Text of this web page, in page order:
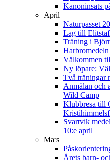
Kanoninsats
April
Naturpasset
Lag till
Träning i
Välkommen
Ny löpare:
Två träningar
Anmälan och
Wild Camp
Klubbresa till
Svartvik
10:e april
Mars
Årets barn-